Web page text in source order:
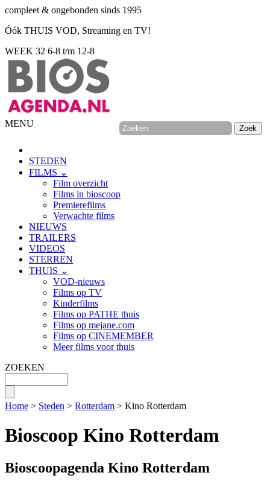
compleet & ongebonden sinds 1995
Óók THUIS VOD, Streaming en TV!
WEEK 32 6-8 t/m 12-8
MENU
STEDEN
FILMS ⌄
Film overzicht
Films in bioscoop
Premierefilms
Verwachte films
NIEUWS
TRAILERS
VIDEOS
STERREN
THUIS ⌄
VOD-nieuws
Films op TV
Kinderfilms
Films op PATHE thuis
Films op mejane.com
Films op CINEMEMBER
Meer films voor thuis
ZOEKEN
Home > Steden > Rotterdam > Kino Rotterdam
Bioscoop Kino Rotterdam
Bioscoopagenda Kino Rotterdam